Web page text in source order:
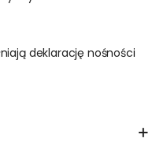
deklarację nośności